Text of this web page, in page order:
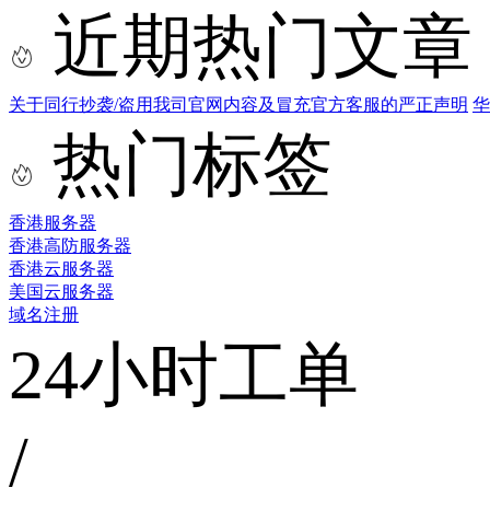
近期热门文章
关于同行抄袭/盗用我司官网内容及冒充官方客服的严正声明
热门标签
香港服务器
香港高防服务器
香港云服务器
美国云服务器
域名注册
24小时工单
/